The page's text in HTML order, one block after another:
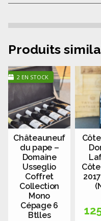
Produits
Châteauneuf
du pape –
Domaine
Usseglio
Coffret
Collection
Mono
Cépage 6
Btlles
2 EN STOCK